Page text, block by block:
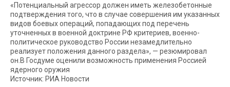
«Потенциальный агрессор должен иметь железобетонные
подтверждения того, что в случае совершения им указанных
видов боевых операций, попадающих под перечень
уточненных в военной доктрине РФ критериев, военно-
политическое руководство России незамедлительно
реализует положения данного раздела», — резюмировал
он.В Госдуме оценили возможность применения Россией
ядерного оружия
Источник: РИА Новости